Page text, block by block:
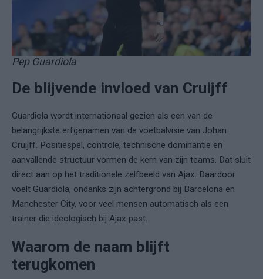
Pep Guardiola
De blijvende invloed van Cruijff
Guardiola wordt internationaal gezien als een van de
belangrijkste erfgenamen van de voetbalvisie van Johan
Cruijff. Positiespel, controle, technische dominantie en
aanvallende structuur vormen de kern van zijn teams. Dat sluit
direct aan op het traditionele zelfbeeld van Ajax. Daardoor
voelt Guardiola, ondanks zijn achtergrond bij Barcelona en
Manchester City, voor veel mensen automatisch als een
trainer die ideologisch bij Ajax past.
Waarom de naam blijft
terugkomen